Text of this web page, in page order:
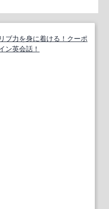
ブ力を身に着ける！クーポ
ン英会話！